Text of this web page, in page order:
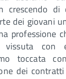
crescendo di
dei giovani
professione
vissuta con
toccata
dei